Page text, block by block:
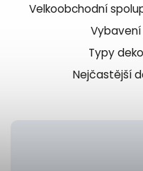
Velkoobchodní
Typy
Nejčastější